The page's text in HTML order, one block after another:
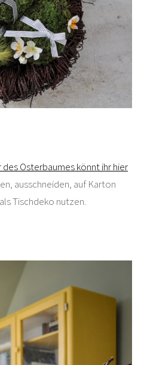
Osterbaumes könnt ihr hier
ausschneiden, auf Karton
Tischdeko nutzen.